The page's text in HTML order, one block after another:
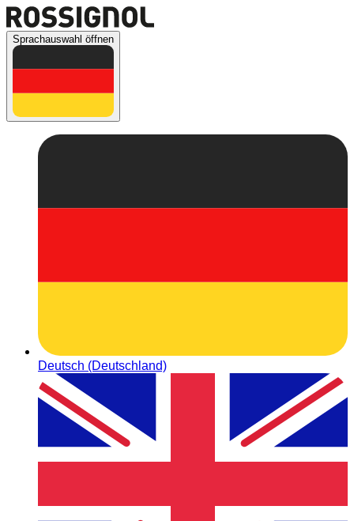
Sprachauswahl öffnen
Deutsch (Deutschland)